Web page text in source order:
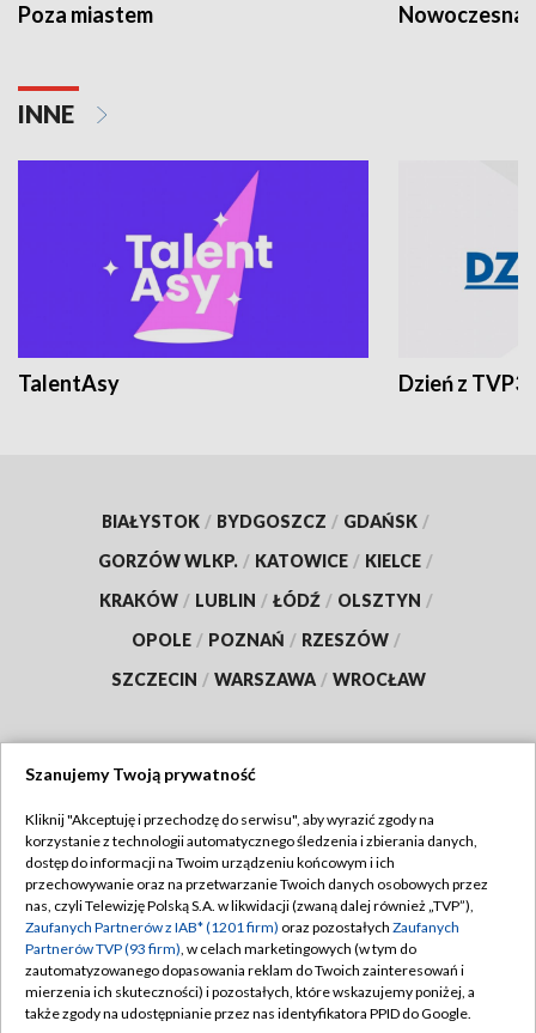
Poza miastem Nowoczesna
INNE
TalentAsy Dzień z TVP3
BIAŁYSTOK / BYDGOSZCZ / GDAŃSK /
GORZÓW WLKP. / KATOWICE / KIELCE /
KRAKÓW / LUBLIN / ŁÓDŹ / OLSZTYN /
OPOLE / POZNAŃ / RZESZÓW /
SZCZECIN / WARSZAWA / WROCŁAW
TVP
Abonament TVP
Emisja w TVP
Centrum informacji TVP
Naziemna Telewizja Cyfrowa
Regulamin TVP
Polityka prywatności
Moje zgody
Pomoc
Szanujemy Twoją prywatność
Kliknij "Akceptuję i przechodzę do serwisu", aby wyrazić zgody na
korzystanie z technologii automatycznego śledzenia i zbierania danych,
dostęp do informacji na Twoim urządzeniu końcowym i ich
przechowywanie oraz na przetwarzanie Twoich danych osobowych przez
nas, czyli Telewizję Polską S.A. w likwidacji (zwaną dalej również „TVP”),
Zaufanych Partnerów z IAB* (1201 firm) oraz pozostałych Zaufanych
Partnerów TVP (93 firm), w celach marketingowych (w tym do
zautomatyzowanego dopasowania reklam do Twoich zainteresowań i
mierzenia ich skuteczności) i pozostałych, które wskazujemy poniżej, a
także zgody na udostępnianie przez nas identyfikatora PPID do Google.